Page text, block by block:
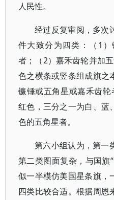
人民性。
经过反复审阅，多次
件大致分为四类：（1
者；（2）嘉禾齿轮并加
色之横条或竖条组成旗之
镰锤或五角星或嘉禾齿
红色，三分之一为白、蓝
色的五角星者。
第六小组认为，第一
第二类图面复杂，与国旗
似一半模仿美国星条旗，
四类比较合适。根据周恩